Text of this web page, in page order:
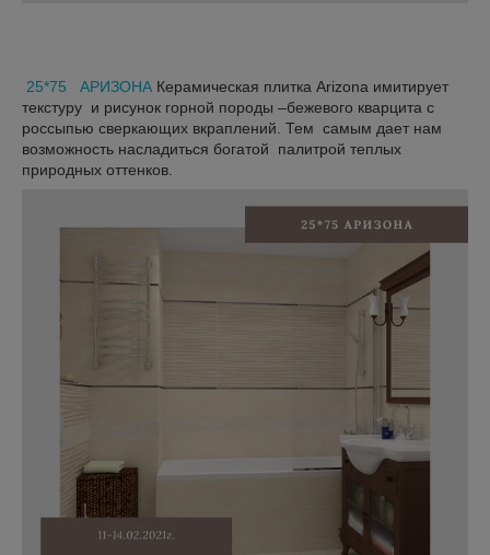
25*75 АРИЗОНА Керамическая плитка Arizona имитирует
текстуру и рисунок горной породы –бежевого кварцита с
россыпью сверкающих вкраплений. Тем самым дает нам
возможность насладиться богатой палитрой теплых
природных оттенков.